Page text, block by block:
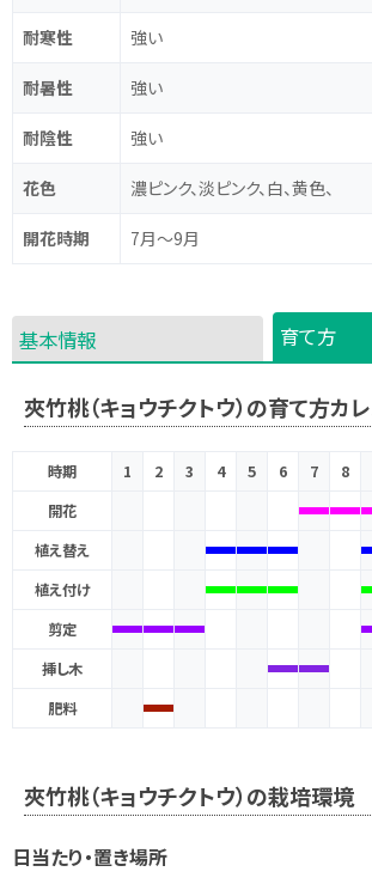
耐寒性 強い
耐暑性 強い
耐陰性 強い
花色 濃ピンク、淡ピンク、白、黄色、
開花時期 7月～9月
基本情報 育て方
夾竹桃（キョウチクトウ）の育て方カ
時期 1 2 3 4 5 6 7 8
開花
植え替え
植え付け
剪定
挿し木
肥料
夾竹桃（キョウチクトウ）の栽培環境
日当たり・置き場所